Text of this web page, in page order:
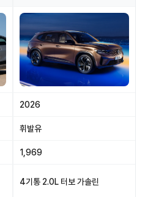
2026
휘발유
1,969
4기통 2.0L 터보 가솔린